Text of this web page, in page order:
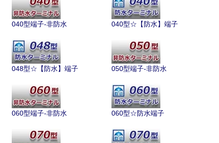
040型端子-非防水 040型☆【防水】端子
048型☆【防水】端子 050型端子-非防水
060型端子-非防水 060型☆防水端子